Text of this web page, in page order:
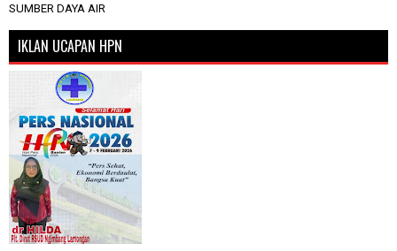
SUMBER DAYA AIR
IKLAN UCAPAN HPN